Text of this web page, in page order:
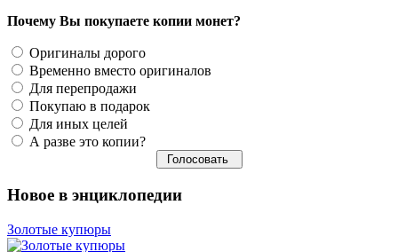
Почему Вы покупаете копии монет?
Оригиналы дорого
Временно вместо оригиналов
Для перепродажи
Покупаю в подарок
Для иных целей
А разве это копии?
Новое в энциклопедии
Золотые купюры